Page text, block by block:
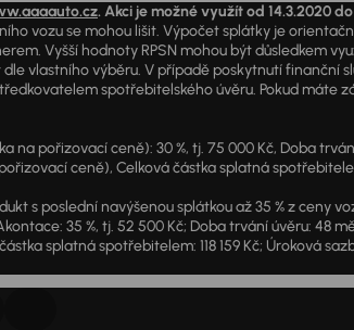
. Akci je možné využít od 14.3.2020
vozu se mohou lišit. Výpočet splátky je
Vyšší hodnoty RPSN mohou být důsledkem
vlastního výběru. V případě poskytnutí finanční
spotřebitelského úvěru. Pokud
na pořizovací ceně): 30 %, tj. 75 000 Kč, Doba
ceně), Celková částka splatná
s poslední navýšenou splátkou až 35 % z ceny
35 %, tj. 52 500 Kč; Doba trvání úvěru: 48
splatná spotřebitelem: 118 159 Kč; Úroková